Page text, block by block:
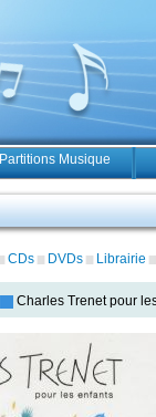
Partitions Musique
CDs DVDs Librairie
Charles Trenet pour